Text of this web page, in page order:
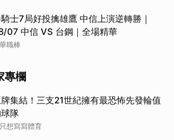
士7局好投擒雄鷹 中信上演逆轉勝｜
07 中信 VS 台鋼｜全場精華
職棒
專欄
集結！三支21世紀擁有最恐怖先發輪值
隊
想寫寫體育